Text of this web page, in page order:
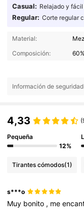
Casual: Relajado y
Regular: Corte regular
Material:
Composición:
Información de
4,33
Pequeña
12%
Tirantes cómodos(1)
s***o
Muy bonito , me